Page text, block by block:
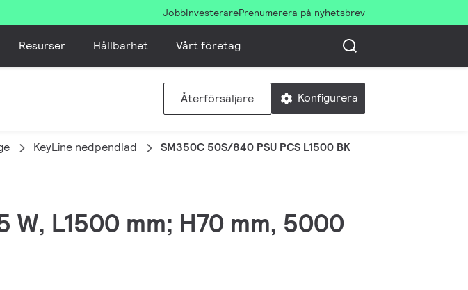
JobbInvesterarePrenumerera på nyhetsbrev
Resurser Hållbarhet Vårt företag
Återförsäljare Konfigurera
KeyLine nedpendlad SM350C 50S/840 PSU PCS L1500 BK
L1500 mm; H70 mm, 5000